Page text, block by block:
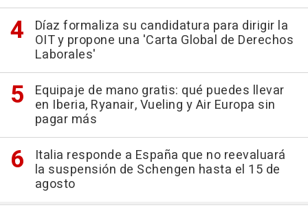
Díaz formaliza su candidatura para dirigir la
OIT y propone una 'Carta Global de Derechos
Laborales'
Equipaje de mano gratis: qué puedes llevar
en Iberia, Ryanair, Vueling y Air Europa sin
pagar más
Italia responde a España que no reevaluará
la suspensión de Schengen hasta el 15 de
agosto